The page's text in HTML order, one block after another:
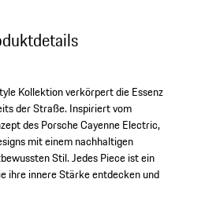
Kollektion verkörpert die Essenz
der Straße. Inspiriert vom
des Porsche Cayenne Electric,
mit einem nachhaltigen
Stil. Jedes Piece ist ein
ihre innere Stärke entdecken und